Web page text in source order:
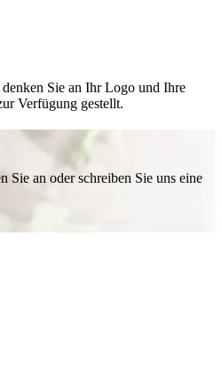
Sie an Ihr Logo und Ihre
Verfügung gestellt.
an oder schreiben Sie uns eine